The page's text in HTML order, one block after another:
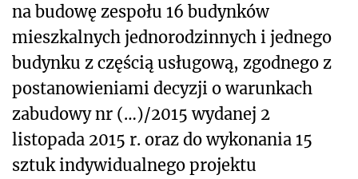
na budowę zespołu 16 budynków
mieszkalnych jednorodzinnych i jednego
budynku z częścią usługową, zgodnego z
postanowieniami decyzji o warunkach
zabudowy nr (…)/2015 wydanej 2
listopada 2015 r. oraz do wykonania 15
sztuk indywidualnego projektu